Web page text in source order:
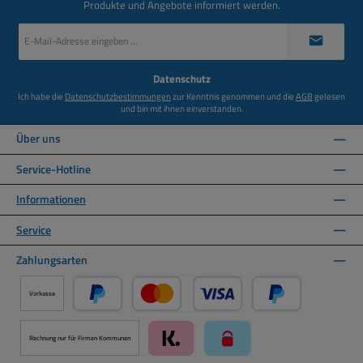
Produkte und Angebote informiert werden.
Mail-
Datenschutz
Ich habe die Datenschutzbestimmungenzur Kenntnis genommen und dieAGBgelesen
und bin mit ihnen einverstanden.
Über uns
Service-Hotline
Informationen
Service
Zahlungsarten
Vorkasse
PayPal Kredit- oder Debitkarte über PayPal
Rechnung nur für Firmen Kommunen